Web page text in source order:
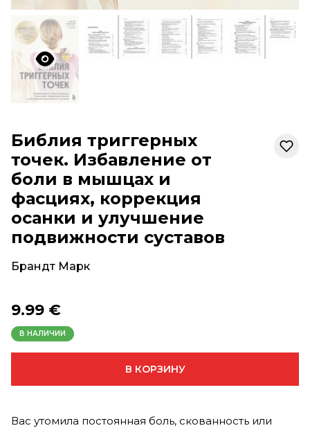
Библия триггерных
точек. Избавление от
боли в мышцах и
фасциях, коррекция
осанки и улучшение
подвижности суставов
Брандт Марк
9.99 €
В НАЛИЧИИ
В КОРЗИНУ
Вас утомила постоянная боль, скованность или